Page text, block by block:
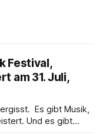
Festival,
am 31. Juli,
Musik,
Und es gibt